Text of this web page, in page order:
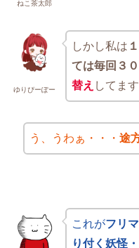
ねこ茶太郎
ゆりぴーぽー
しかし私は
ては毎回３
替え してま
う、うわぁ・・・途
これがフリ
り付く妖怪